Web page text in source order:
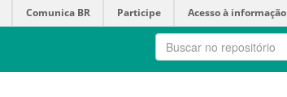
Comunica BR Participe Acesso à informação